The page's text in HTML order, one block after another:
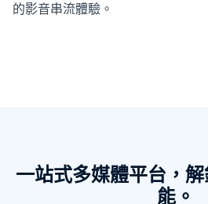
的影音串流體驗。
一站式多媒體平台，
能。